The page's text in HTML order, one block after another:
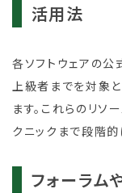
活用法
各ソフトウェアの
上級者までを対象
ます。これらのリソ
クニックまで段階的
フォーラム